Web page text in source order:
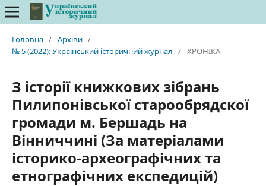
Головна / Архіви /
№ 5 (2022): Український історичний журнал / ХРОНІКА
З історії книжкових зібрань
Пилипонівської старообрядскої
громади м. Бершадь на
Вінниччині (За матеріалами
історико-археографічних та
етнографічних експедицій)